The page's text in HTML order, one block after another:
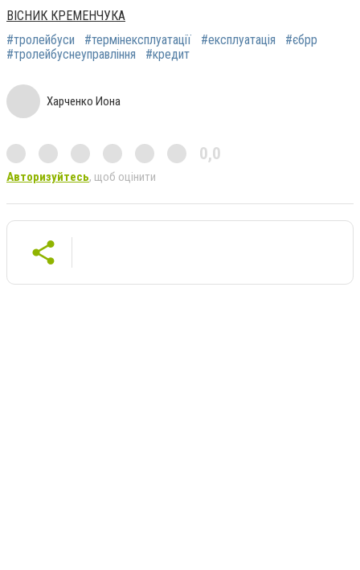
ВІСНИК КРЕМЕНЧУКА
#тролейбуси
#термінексплуатації #експлуатація
#єбрр
#тролейбуснеуправління
#кредит
Харченко Иона
0,0
Авторизуйтесь, щоб оцінити